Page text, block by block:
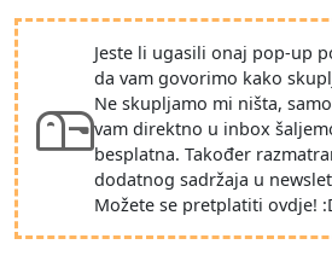
Jeste li ugasili onaj pop-up
da vam govorimo kako
Ne skupljamo mi ništa,
vam direktno u inbox
besplatna. Također
dodatnog sadržaja u
Možete se pretplatiti ovdje!